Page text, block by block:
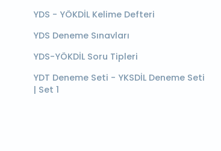
YDS - YÖKDİL Kelime Defteri
YDS Deneme Sınavları
YDS-YÖKDİL Soru Tipleri
YDT Deneme Seti - YKSDİL Deneme Seti
| Set 1